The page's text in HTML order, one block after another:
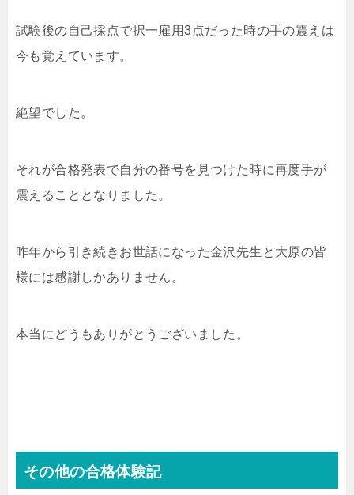
試験後の自己採点で択一雇用3点だった時の手の震えは
今も覚えています。
絶望でした。
それが合格発表で自分の番号を見つけた時に再度手が
震えることとなりました。
昨年から引き続きお世話になった金沢先生と大原の皆
様には感謝しかありません。
本当にどうもありがとうございました。
その他の合格体験記